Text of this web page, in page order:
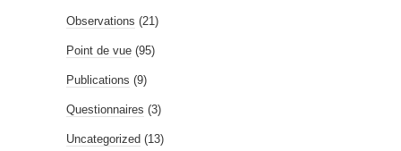
Observations (21)
Point de vue (95)
Publications (9)
Questionnaires (3)
Uncategorized (13)